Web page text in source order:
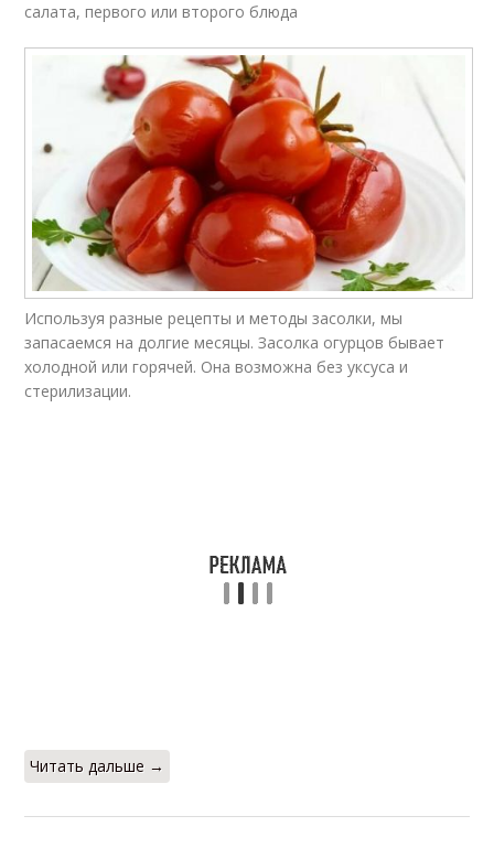
салата, первого или второго блюда
Используя разные рецепты и методы засолки, мы
запасаемся на долгие месяцы. Засолка огурцов бывает
холодной или горячей. Она возможна без уксуса и
стерилизации.
Читать дальше →